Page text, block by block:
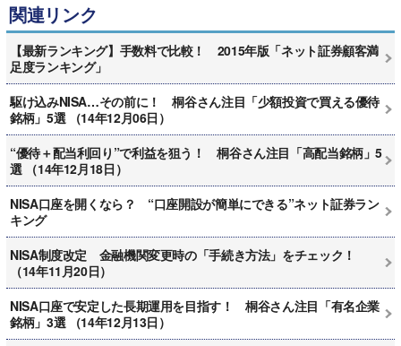
関連リンク
【最新ランキング】手数料で比較！ 2015年版「ネット証券顧客満
足度ランキング」
駆け込みNISA…その前に！ 桐谷さん注目「少額投資で買える優待
銘柄」5選 （14年12月06日）
“優待＋配当利回り”で利益を狙う！ 桐谷さん注目「高配当銘柄」5
選 （14年12月18日）
NISA口座を開くなら？ “口座開設が簡単にできる”ネット証券ラン
キング
NISA制度改定 金融機関変更時の「手続き方法」をチェック！
（14年11月20日）
NISA口座で安定した長期運用を目指す！ 桐谷さん注目「有名企業
銘柄」3選 （14年12月13日）